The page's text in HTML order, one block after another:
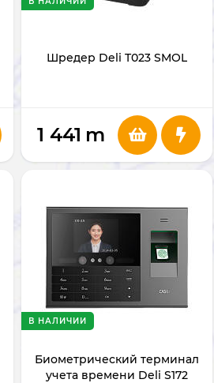
Шредер Deli T023 SMOL
1 441 m
Биометрический терминал
учета времени Deli S172
В НАЛИЧИИ